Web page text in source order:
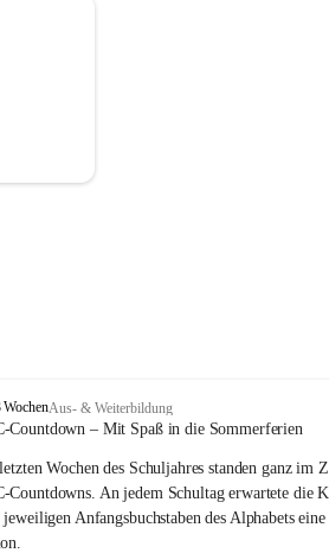
Aus- & Weiterbildung
Countdown – Mit Spaß in die Sommerferien
Wochen des Schuljahres standen ganz im
Countdowns. An jedem Schultag erwartete die
Anfangsbuchstaben des Alphabets